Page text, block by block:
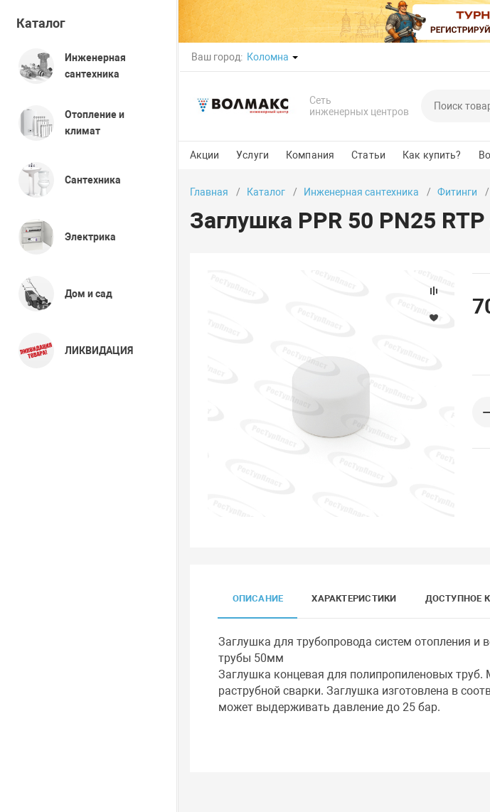
Ваш город: Коломна
Сеть
инженерных центров
Акции Услуги Компания Статьи Как купить?
Каталог
Инженерная
сантехника
Отопление и
климат
Сантехника
Электрика
Дом и сад
ЛИКВИДАЦИЯ
Главная Каталог Инженерная сантехника Фитинги
Заглушка PPR 50 PN25
ОПИСАНИЕ ХАРАКТЕРИСТИКИ ДОСТУПНОЕ
Заглушка для трубопровода систем отопления и
трубы 50мм
Заглушка концевая для полипропиленовых
раструбной сварки. Заглушка изготовлена в
может выдерживать давление до 25 бар.